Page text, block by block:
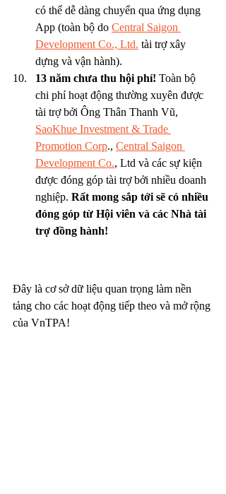
có thể dễ dàng chuyển qua ứng dụng
App (toàn bộ do Central Saigon
Development Co., Ltd. tài trợ xây
dựng và vận hành).
13 năm chưa thu hội phí! Toàn bộ
chi phí hoạt động thường xuyên được
tài trợ bởi Ông Thân Thanh Vũ,
SaoKhue Investment & Trade
Promotion Corp., Central Saigon
Development Co., Ltd và các sự kiện
được đóng góp tài trợ bởi nhiều doanh
nghiệp. Rất mong sắp tới sẽ có nhiều
đóng góp từ Hội viên và các Nhà tài
trợ đồng hành!
Đây là cơ sở dữ liệu quan trọng làm nền
tảng cho các hoạt động tiếp theo và mở rộng
của VnTPA!